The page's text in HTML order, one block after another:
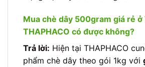
Mua chè dây 500gram giá rẻ ở
THAPHACO có được không?
Trả lời: Hiện tại THAPHACO
phẩm chè dây theo gói 1kg với